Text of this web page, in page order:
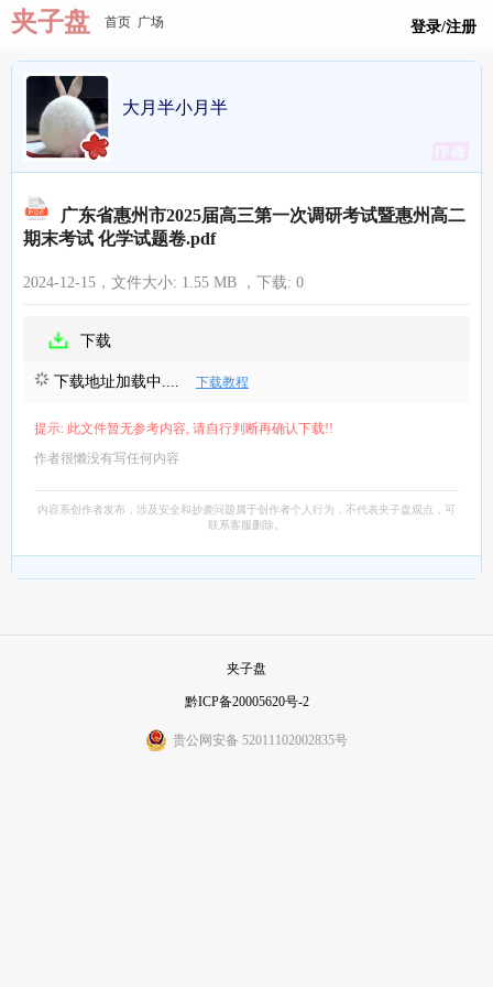
夹子盘 首页 广场 登录/注册
大月半小月半
广东省惠州市2025届高三第一次调研考试暨惠州高二
期末考试 化学试题卷.pdf
2024-12-15，文件大小: 1.55 MB ，下载: 0
下载
下载地址加载中.... 下载教程
提示: 此文件暂无参考内容, 请自行判断再确认下载!!
作者很懒没有写任何内容
内容系创作者发布，涉及安全和抄袭问题属于创作者个人行为，不代表夹子盘观点，可
联系客服删除。
夹子盘
黔ICP备20005620号-2
贵公网安备 52011102002835号